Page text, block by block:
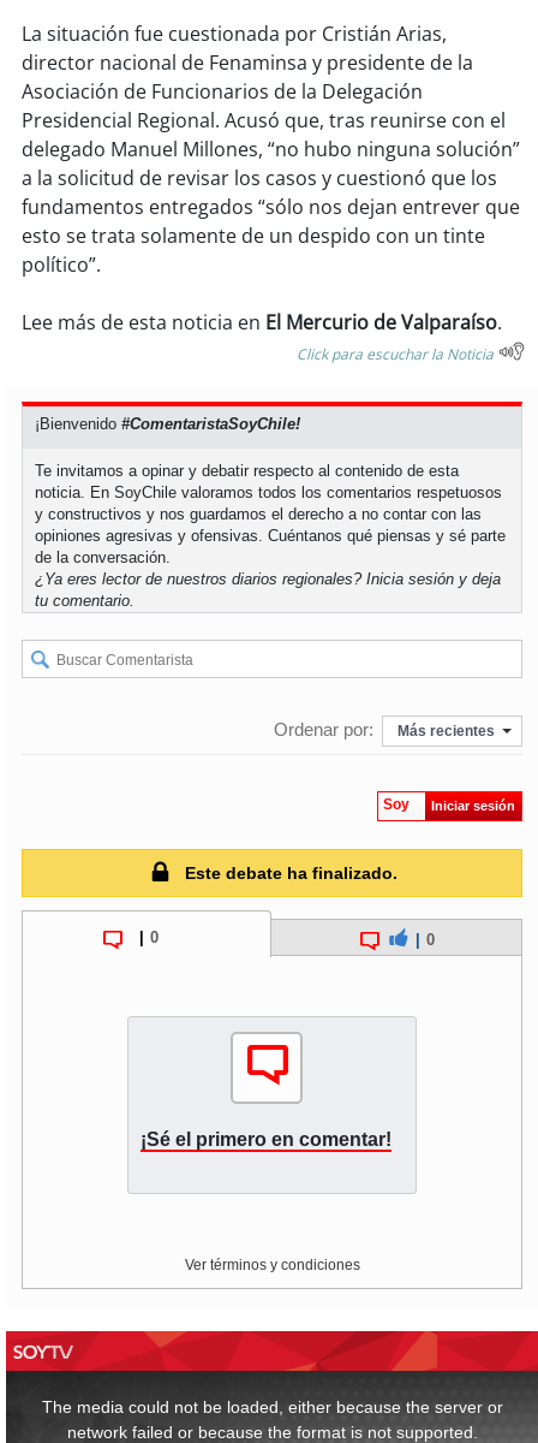
soytalcahuano
soyconcepción
soycoronel
soyarauco
soy temuco
soyosorno
soychiloé
La situación fue cuestionada por Cristián Arias,
director nacional de Fenaminsa y presidente de la
Asociación de Funcionarios de la Delegación
Presidencial Regional. Acusó que, tras reunirse con el
delegado Manuel Millones, “no hubo ninguna solución”
a la solicitud de revisar los casos y cuestionó que los
fundamentos entregados “sólo nos dejan entrever que
esto se trata solamente de un despido con un tinte
político”.
Lee más de esta noticia en El Mercurio de Valparaíso.
Click para escuchar la Noticia
¡Bienvenido#ComentaristaSoyChile!
Te invitamos a opinar y debatir respecto al contenido de esta
noticia. En SoyChile valoramos todos los comentarios respetuosos
y constructivos y nos guardamos el derecho a no contar con las
opiniones agresivas y ofensivas. Cuéntanos qué piensas y sé parte
de la conversación.
¿Ya eres lector de nuestros diarios regionales?Inicia sesión y deja
tu comentario.
Ordenar por: Más recientes
Soy Iniciar sesión
Este debate ha finalizado.
0 0
¡Sé el primero en comentar!
Ver términos y condiciones
The media could not be loaded, either because the server or
network failed or because the format is not supported.